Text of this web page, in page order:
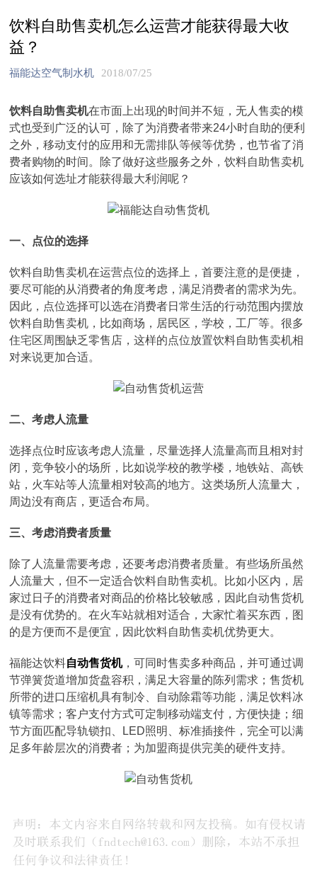
饮料自助售卖机怎么运营才能获得最大收
益？
福能达空气制水机 2018/07/25
饮料自助售卖机在市面上出现的时间并不短，无人售卖的模
式也受到广泛的认可，除了为消费者带来24小时自助的便利
之外，移动支付的应用和无需排队等候等优势，也节省了消
费者购物的时间。除了做好这些服务之外，饮料自助售卖机
应该如何选址才能获得最大利润呢？
一、点位的选择
饮料自助售卖机在运营点位的选择上，首要注意的是便捷，
要尽可能的从消费者的角度考虑，满足消费者的需求为先。
因此，点位选择可以选在消费者日常生活的行动范围内摆放
饮料自助售卖机，比如商场，居民区，学校，工厂等。很多
住宅区周围缺乏零售店，这样的点位放置饮料自助售卖机相
对来说更加合适。
二、考虑人流量
选择点位时应该考虑人流量，尽量选择人流量高而且相对封
闭，竞争较小的场所，比如说学校的教学楼，地铁站、高铁
站，火车站等人流量相对较高的地方。这类场所人流量大，
周边没有商店，更适合布局。
三、考虑消费者质量
除了人流量需要考虑，还要考虑消费者质量。有些场所虽然
人流量大，但不一定适合饮料自助售卖机。比如小区内，居
家过日子的消费者对商品的价格比较敏感，因此自动售货机
是没有优势的。在火车站就相对适合，大家忙着买东西，图
的是方便而不是便宜，因此饮料自助售卖机优势更大。
福能达饮料自动售货机，可同时售卖多种商品，并可通过调
节弹簧货道增加货盘容积，满足大容量的陈列需求；售货机
所带的进口压缩机具有制冷、自动除霜等功能，满足饮料冰
镇等需求；客户支付方式可定制移动端支付，方便快捷；细
节方面匹配导轨锁扣、LED照明、标准插接件，完全可以满
足多年龄层次的消费者；为加盟商提供完美的硬件支持。